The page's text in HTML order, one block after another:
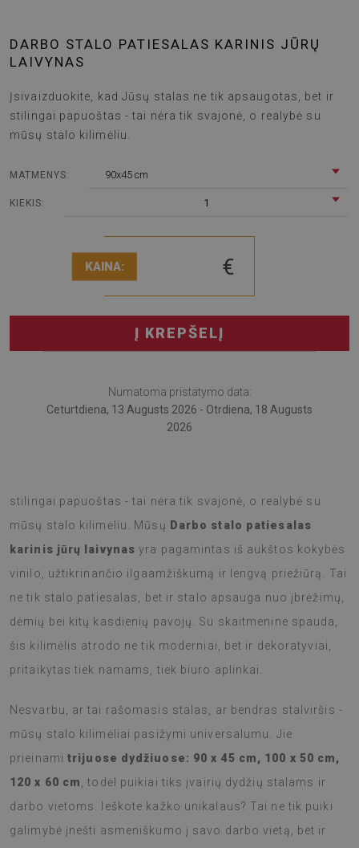
DARBO STALO PATIESALAS KARINIS JŪRŲ
LAIVYNAS
Įsivaizduokite, kad Jūsų stalas ne tik apsaugotas, bet ir
stilingai papuoštas - tai nėra tik svajonė, o realybė su
mūsų stalo kilimėliu.
MATMENYS: 90x45 cm
KIEKIS: 1
KAINA: €
Į KREPŠELĮ
Numatoma pristatymo data:
Ceturtdiena, 13 Augusts 2026 - Otrdiena, 18 Augusts
2026
stilingai papuoštas - tai nėra tik svajonė, o realybė su
mūsų stalo kilimėliu. Mūsų Darbo stalo patiesalas
karinis jūrų laivynas yra pagamintas iš aukštos kokybės
vinilo, užtikrinančio ilgaamžiškumą ir lengvą priežiūrą. Tai
ne tik stalo patiesalas, bet ir stalo apsauga nuo įbrėžimų,
dėmių bei kitų kasdienių pavojų. Su skaitmenine spauda,
šis kilimėlis atrodo ne tik moderniai, bet ir dekoratyviai,
pritaikytas tiek namams, tiek biuro aplinkai.
Nesvarbu, ar tai rašomasis stalas, ar bendras stalviršis -
mūsų stalo kilimėliai pasižymi universalumu. Jie
prieinami trijuose dydžiuose: 90 x 45 cm, 100 x 50 cm,
120 x 60 cm
, todėl puikiai tiks įvairių dydžių stalams ir
darbo vietoms. Ieškote kažko unikalaus? Tai ne tik puiki
galimybė įnešti asmeniškumo į savo darbo vietą, bet ir